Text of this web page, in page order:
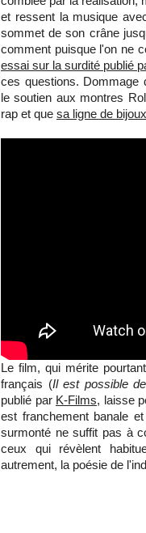
et ressent la musique
sommet de son crâne
comment puisque l'on ne
essai sur la surdité publié
ces questions. Dommage
le soutien aux montres
rap et que sa ligne de bijoux
Le film, qui mérite
français (Il est possible
publié par K-Films, laisse
est franchement banale
surmonté ne suffit pas à
ceux qui révèlent
autrement, la poésie de